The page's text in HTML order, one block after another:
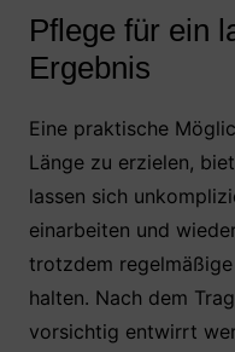
Pflege für ein
Ergebnis
Eine praktische
Länge zu erzielen,
lassen sich
einarbeiten und
trotzdem
halten. Nach dem
vorsichtig entwirrt